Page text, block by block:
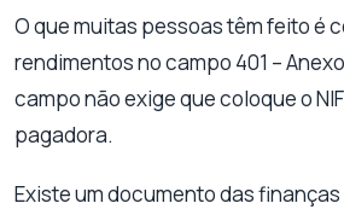
O que muitas pessoas têm feito é
rendimentos no campo 401 –
campo não exige que coloque o
pagadora.
Existe um documento das